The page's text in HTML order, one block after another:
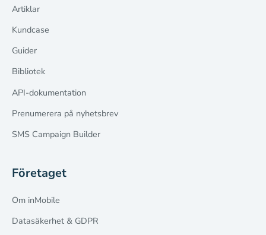
Artiklar
Kundcase
Guider
Bibliotek
API-dokumentation
Prenumerera på nyhetsbrev
SMS Campaign Builder
Företaget
Om inMobile
Datasäkerhet & GDPR